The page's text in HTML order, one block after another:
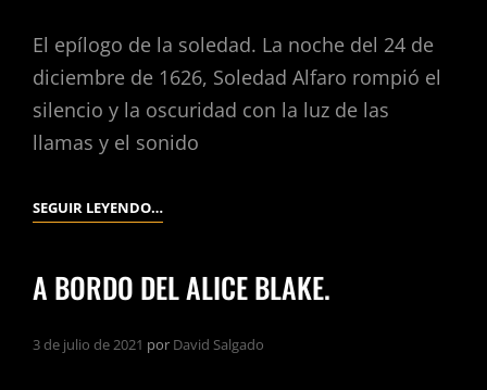
El epílogo de la soledad. La noche del 24 de
diciembre de 1626, Soledad Alfaro rompió el
silencio y la oscuridad con la luz de las
llamas y el sonido
SEGUIR LEYENDO…
LA
A BORDO DEL ALICE BLAKE.
3 de julio de 2021 por David Salgado